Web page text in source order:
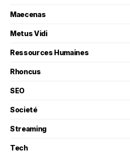
Maecenas
Metus Vidi
Ressources Humaines
Rhoncus
SEO
Societé
Streaming
Tech